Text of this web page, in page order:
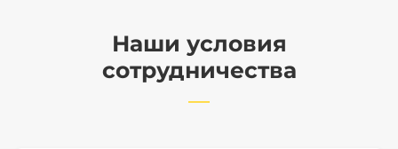
Наши условия
сотрудничества